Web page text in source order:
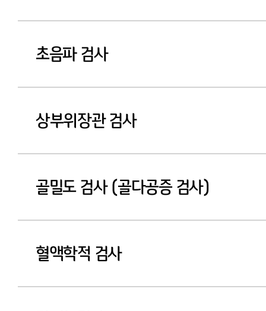
초음파 검사
상부위장관 검사
골밀도 검사 (골다공증 검사)
혈액학적 검사